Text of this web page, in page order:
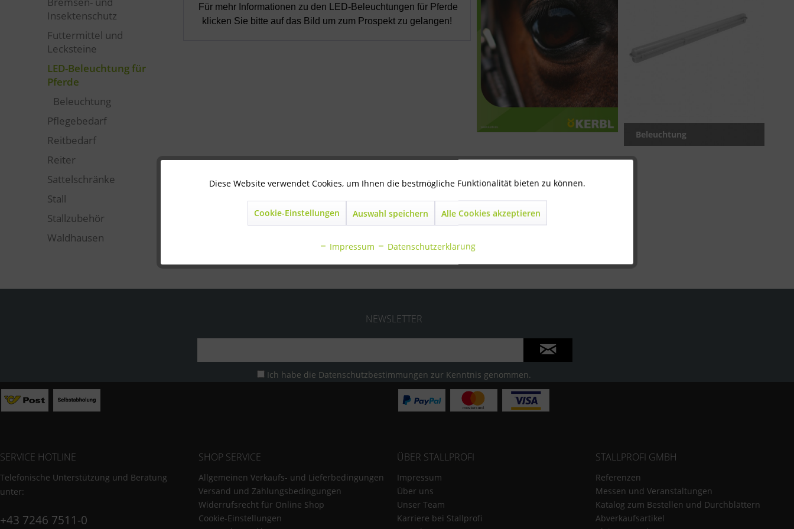
Insektenschutz
Futtermittel und
Lecksteine
LED-Beleuchtung für
Pferde
Beleuchtung
Pflegebedarf
Reitbedarf
Reiter
Sattelschränke
Stall
Stallzubehör
Waldhausen
Für mehr Informationen zu den LED-Beleuchtungen für Pferde
klicken Sie bitte auf das Bild um zum Prospekt zu gelangen!
Beleuchtung
NEWSLETTER
Ich habe die Datenschutzbestimmungen zur Kenntnis genommen.
SERVICE HOTLINE
Telefonische Unterstützung und Beratung
unter:
+43 7246 7511-0
SHOP SERVICE
Allgemeinen Verkaufs- und Lieferbedingungen
Versand und Zahlungsbedingungen
Widerrufsrecht für Online Shop
Cookie-Einstellungen
ÜBER STALLPROFI
Impressum
Über uns
Unser Team
Karriere bei Stallprofi
STALLPROFI GMBH
Referenzen
Messen und Veranstaltungen
Katalog zum Bestellen und Durchblättern
Abverkaufsartikel
Technisch notwendig Aktiv
Sonstige Inaktiv
Diese Website verwendet Cookies, um Ihnen die bestmögliche Funktionalität bieten zu können.
Cookie-Einstellungen Auswahl speichern Alle Cookies akzeptieren
Impressum Datenschutzerklärung